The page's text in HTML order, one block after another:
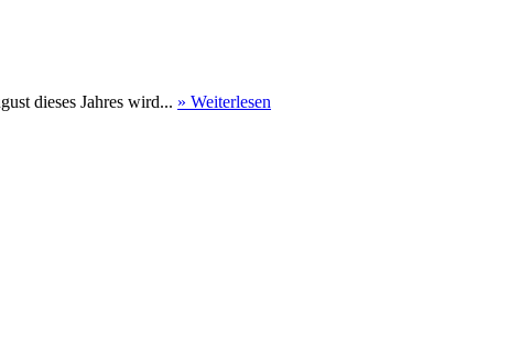
dieses Jahres wird... » Weiterlesen